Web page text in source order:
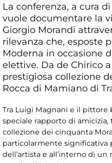
La conferenza, a cura di
vuole documentare la
Giorgio Morandi
rilevanza che, esposte
Moderna in occasione
elettive. Da de Chirico
prestigiosa collezione
Rocca di Mamiano di
Tra Luigi Magnani e il pittore
speciale rapporto di
collezione dei cinquanta
particolarmente significativa
dell’artista e all’interno di